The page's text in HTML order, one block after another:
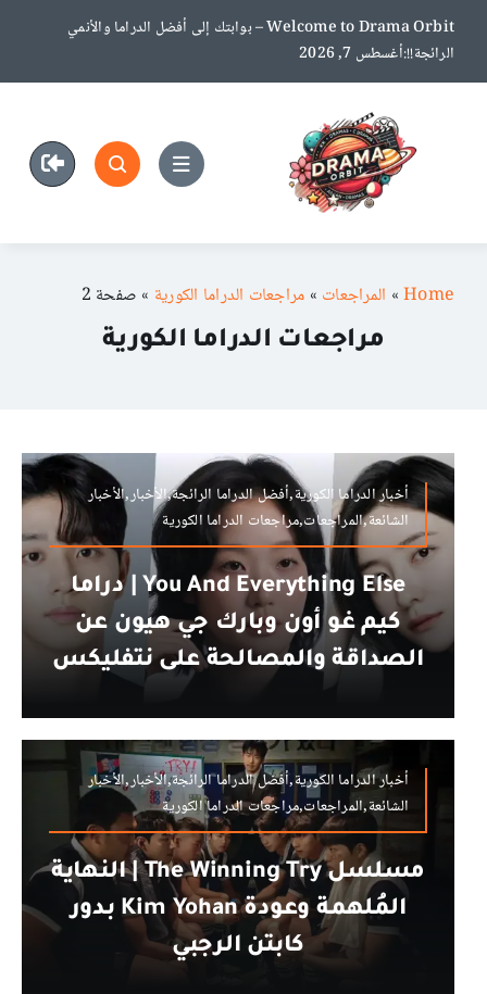
Skip
Welcome to Drama Orbit – بوابتك إلى أفضل الدراما والأنمي
الرائجة!!:أغسطس 7, 2026
Home
» المراجعات » مراجعات الدراما الكورية » صفحة 2
مراجعات الدراما الكورية
أخبار الدراما الكورية,أفضل الدراما الرائجة,الأخبار,الأخبار
الشائعة,المراجعات,مراجعات الدراما الكورية
You And Everything Else | دراما
كيم غو أون وبارك جي هيون عن
الصداقة والمصالحة على نتفليكس
أخبار الدراما الكورية,أفضل الدراما الرائجة,الأخبار,الأخبار
الشائعة,المراجعات,مراجعات الدراما الكورية
مسلسل The Winning Try | النهاية
المُلهمة وعودة Kim Yohan بدور
كابتن الرجبي